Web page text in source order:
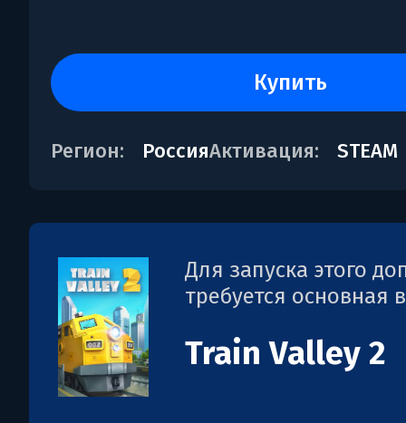
купить
Регион: РоссияАктивация: STEAM
Для запуска этого
требуется основная
Train Valley 2